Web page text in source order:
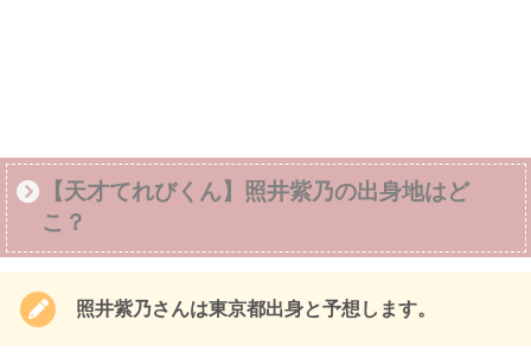
【天才てれびくん】照井紫乃の出身地はど
こ？
照井紫乃さんは東京都出身と予想します。